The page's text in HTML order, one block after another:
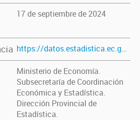
17 de septiembre de 2024
https://datos.estadistica.ec.gba.gov.ar/dataset/epcer-2023
Ministerio de Economía.
Subsecretaría de Coordinación
Económica y Estadística.
Dirección Provincial de
Estadística.